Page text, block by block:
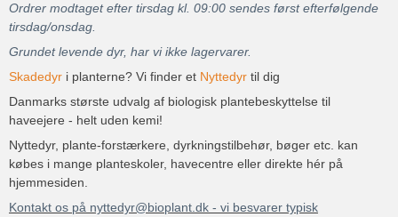
Ordrer modtaget efter tirsdag kl. 09:00 sendes først efterfølgende
tirsdag/onsdag.
Grundet levende dyr, har vi ikke lagervarer.
Skadedyr i planterne? Vi finder et Nyttedyr til dig
Danmarks største udvalg af biologisk plantebeskyttelse til
haveejere - helt uden kemi!
Nyttedyr, plante-forstærkere, dyrkningstilbehør, bøger etc. kan
købes i mange planteskoler, havecentre eller direkte hér på
hjemmesiden.
Kontakt os på nyttedyr@bioplant.dk - vi besvarer typisk